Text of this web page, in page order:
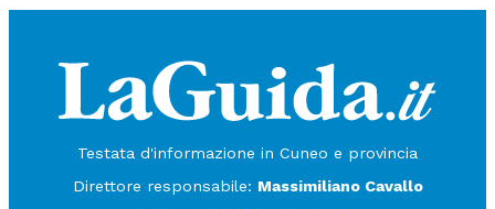
Testata d'informazione in Cuneo e provincia
Direttore responsabile: Massimiliano Cavallo